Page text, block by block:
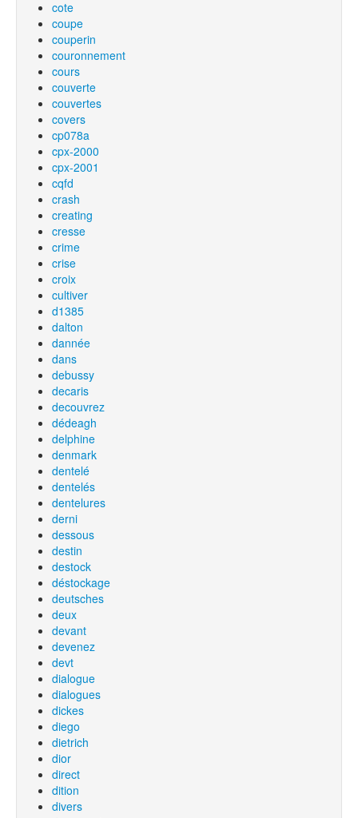
cote
coupe
couperin
couronnement
cours
couverte
couvertes
covers
cp078a
cpx-2000
cpx-2001
cqfd
crash
creating
cresse
crime
crise
croix
cultiver
d1385
dalton
dannée
dans
debussy
decaris
decouvrez
dédeagh
delphine
denmark
dentelé
dentelés
dentelures
derni
dessous
destin
destock
déstockage
deutsches
deux
devant
devenez
devt
dialogue
dialogues
dickes
diego
dietrich
dior
direct
dition
divers